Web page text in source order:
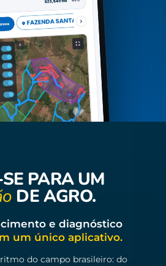
PARA UM
DE AGRO.
e diagnóstico
um único aplicativo.
do campo brasileiro: do